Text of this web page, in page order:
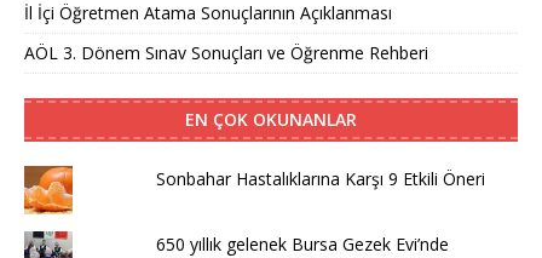
İl İçi Öğretmen Atama Sonuçlarının Açıklanması
AÖL 3. Dönem Sınav Sonuçları ve Öğrenme Rehberi
EN ÇOK OKUNANLAR
Sonbahar Hastalıklarına Karşı 9 Etkili Öneri
650 yıllık gelenek Bursa Gezek Evi’nde